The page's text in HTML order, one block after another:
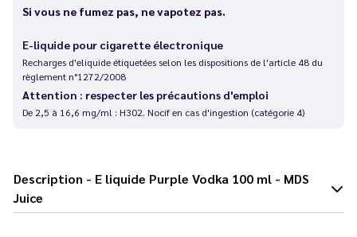
Si vous ne fumez pas, ne vapotez pas.
E-liquide pour cigarette électronique
Recharges d'eliquide étiquetées selon les dispositions de l'article 48 du
règlement n°1272/2008
Attention : respecter les précautions d'emploi
De 2,5 à 16,6 mg/ml : H302. Nocif en cas d'ingestion (catégorie 4)
Description - E liquide Purple Vodka 100 ml - MDS
Juice